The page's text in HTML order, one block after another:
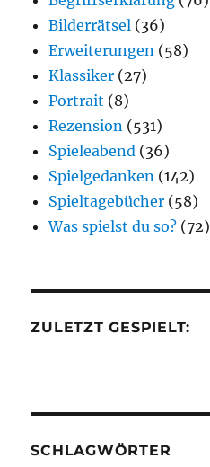
Bilderrätsel (36)
Erweiterungen (58)
Klassiker (27)
Portrait (8)
Rezension (531)
Spieleabend (36)
Spielgedanken (142)
Spieltagebücher (58)
Was spielst du so? (72)
ZULETZT GESPIELT:
SCHLAGWÖRTER